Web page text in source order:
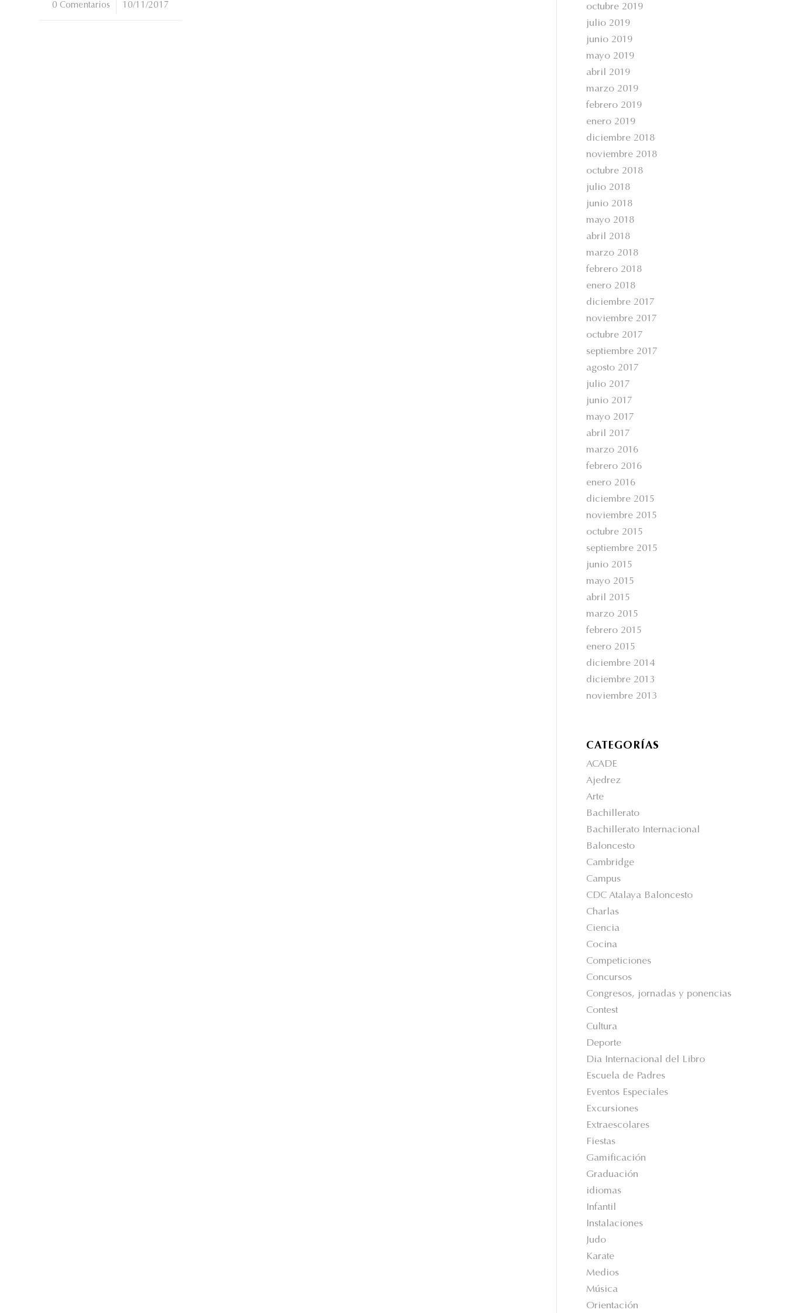
0 Comentarios
/ 10/11/2017
octubre 2019
julio 2019
junio 2019
mayo 2019
abril 2019
marzo 2019
febrero 2019
enero 2019
diciembre 2018
noviembre 2018
octubre 2018
julio 2018
junio 2018
mayo 2018
abril 2018
marzo 2018
febrero 2018
enero 2018
diciembre 2017
noviembre 2017
octubre 2017
septiembre 2017
agosto 2017
julio 2017
junio 2017
mayo 2017
abril 2017
marzo 2016
febrero 2016
enero 2016
diciembre 2015
noviembre 2015
octubre 2015
septiembre 2015
junio 2015
mayo 2015
abril 2015
marzo 2015
febrero 2015
enero 2015
diciembre 2014
diciembre 2013
noviembre 2013
CATEGORÍAS
ACADE
Ajedrez
Arte
Bachillerato
Bachillerato Internacional
Baloncesto
Cambridge
Campus
CDC Atalaya Baloncesto
Charlas
Ciencia
Cocina
Competiciones
Concursos
Congresos, jornadas y ponencias
Contest
Cultura
Deporte
Dia Internacional del Libro
Escuela de Padres
Eventos Especiales
Excursiones
Extraescolares
Fiestas
Gamificación
Graduación
idiomas
Infantil
Instalaciones
Judo
Karate
Medios
Música
Orientación